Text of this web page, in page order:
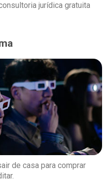
jurídica gratuita
de casa para comprar